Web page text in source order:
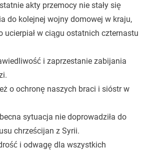
akty przemocy nie stały się
do kolejnej wojny domowej w kraju,
ucierpiał w ciągu ostatnich czternastu
i zaprzestanie zabijania
o ochronę naszych braci i sióstr w
sytuacja nie doprowadziła do
chrześcijan z Syrii.
i odwagę dla wszystkich